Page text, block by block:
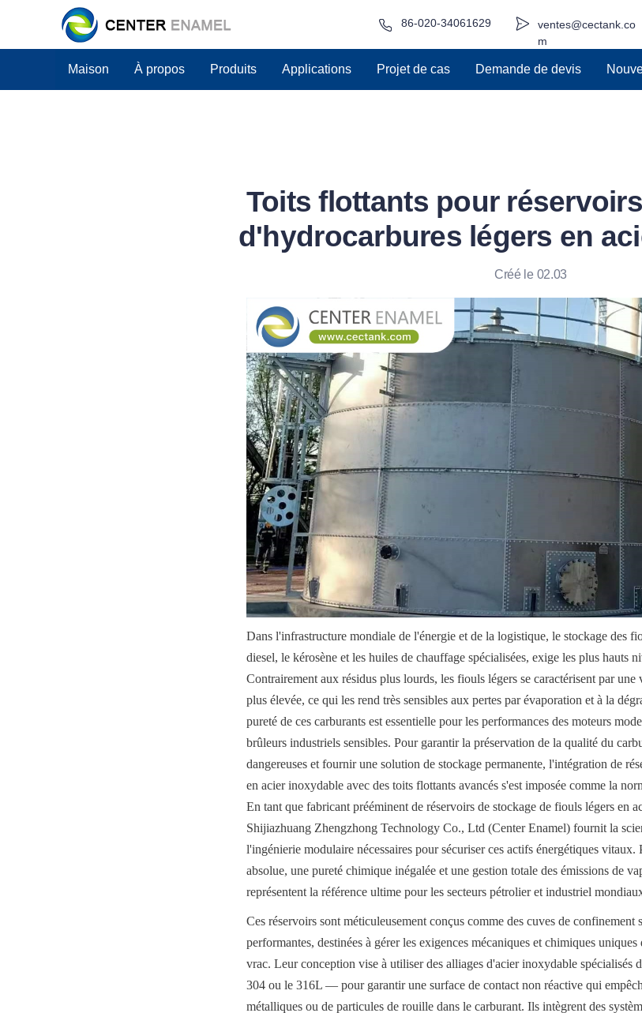
ventes@cectank.co
m
86-020-34061629
Maison À propos Produits Applications Projet de cas Demande de devis
Toits flottants pour
d'hydrocarbures légers en
Créé le 02.03
Dans l'infrastructure mondiale de l'énergie et de la logistique, le stockage des
diesel, le kérosène et les huiles de chauffage spécialisées, exige les plus hauts
Contrairement aux résidus plus lourds, les fiouls légers se caractérisent par
plus élevée, ce qui les rend très sensibles aux pertes par évaporation et à la
pureté de ces carburants est essentielle pour les performances des moteurs
brûleurs industriels sensibles. Pour garantir la préservation de la qualité du
dangereuses et fournir une solution de stockage permanente, l'intégration de
en acier inoxydable avec des toits flottants avancés s'est imposée comme la
En tant que fabricant prééminent de réservoirs de stockage de fiouls légers en
Shijiazhuang Zhengzhong Technology Co., Ltd (Center Enamel) fournit la
l'ingénierie modulaire nécessaires pour sécuriser ces actifs énergétiques vitaux.
absolue, une pureté chimique inégalée et une gestion totale des émissions de
représentent la référence ultime pour les secteurs pétrolier et industriel
Ces réservoirs sont méticuleusement conçus comme des cuves de confinement
performantes, destinées à gérer les exigences mécaniques et chimiques
vrac. Leur conception vise à utiliser des alliages d'acier inoxydable spécialisés
304 ou le 316L — pour garantir une surface de contact non réactive qui
métalliques ou de particules de rouille dans le carburant. Ils intègrent des